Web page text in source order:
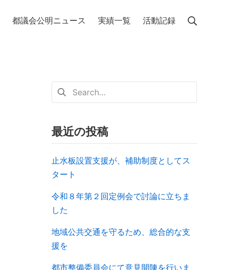
都議会公明ニュース 実績一覧 活動記録
最近の投稿
止水板設置支援が、補助制度としてス
タート
令和８年第２回定例会で討論に立ちま
した
地域公共交通を守るため、総合的な支
援を
都市整備委員会にて意見開陳を行いま